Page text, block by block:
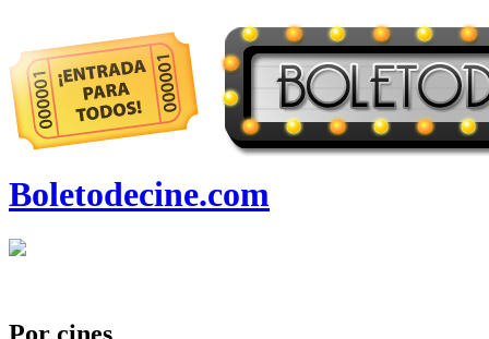
Boletodecine.com
Por cines